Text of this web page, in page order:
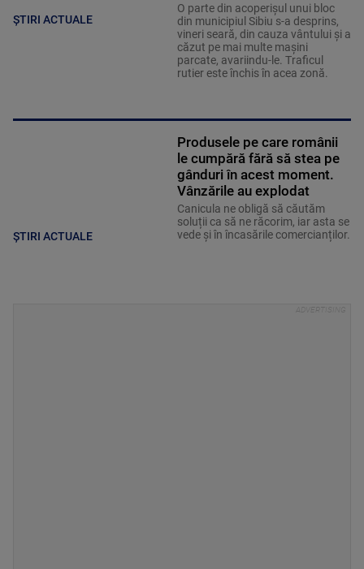
ȘTIRI ACTUALE
O parte din acoperişul unui bloc
din municipiul Sibiu s-a desprins,
vineri seară, din cauza vântului şi a
căzut pe mai multe maşini
parcate, avariindu-le. Traficul
rutier este închis în acea zonă.
ȘTIRI ACTUALE
Produsele pe care românii
le cumpără fără să stea pe
gânduri în acest moment.
Vânzările au explodat
Canicula ne obligă să căutăm
soluții ca să ne răcorim, iar asta se
vede și în încasările comercianților.